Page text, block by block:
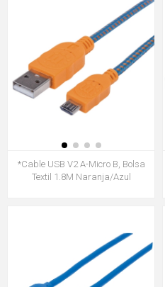
*Cable USB V2 A-Micro B, Bolsa
Textil 1.8M Naranja/Azul